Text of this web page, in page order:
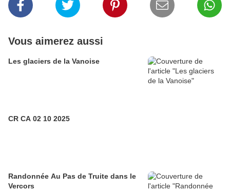
Vous aimerez aussi
Les glaciers de la Vanoise
CR CA 02 10 2025
Randonnée Au Pas de Truite dans le
Vercors